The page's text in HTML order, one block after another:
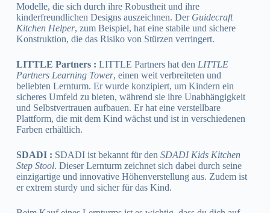
Modelle, die sich durch ihre Robustheit und ihre
kinderfreundlichen Designs auszeichnen. Der Guidecraft
Kitchen Helper, zum Beispiel, hat eine stabile und sichere
Konstruktion, die das Risiko von Stürzen verringert.
LITTLE Partners : LITTLE Partners hat den LITTLE
Partners Learning Tower, einen weit verbreiteten und
beliebten Lernturm. Er wurde konzipiert, um Kindern ein
sicheres Umfeld zu bieten, während sie ihre Unabhängigkeit
und Selbstvertrauen aufbauen. Er hat eine verstellbare
Plattform, die mit dem Kind wächst und ist in verschiedenen
Farben erhältlich.
SDADI : SDADI ist bekannt für den SDADI Kids Kitchen
Step Stool. Dieser Lernturm zeichnet sich dabei durch seine
einzigartige und innovative Höhenverstellung aus. Zudem ist
er extrem sturdy und sicher für das Kind.